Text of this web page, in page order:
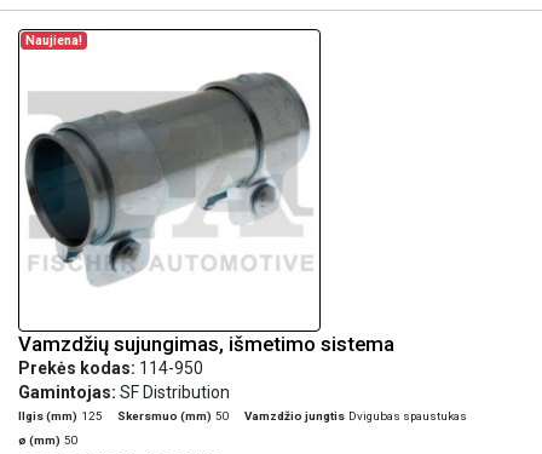
Naujiena!
Vamzdžių sujungimas, išmetimo sistema
Prekės kodas: 114-950
Gamintojas: SF Distribution
Ilgis (mm) 125 Skersmuo (mm) 50 Vamzdžio jungtis Dvigubas spaustukas
ø (mm) 50